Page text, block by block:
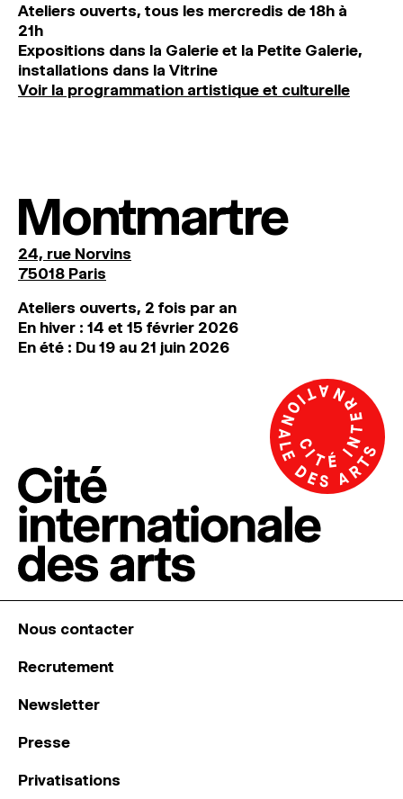
Ateliers ouverts, tous les mercredis de 18h à
21h
Expositions dans la Galerie et la Petite Galerie,
installations dans la Vitrine
Voir la programmation artistique et culturelle
Montmartre
24, rue Norvins
75018 Paris
Ateliers ouverts, 2 fois par an
En hiver : 14 et 15 février 2026
En été : Du 19 au 21 juin 2026
Nous contacter
Recrutement
Newsletter
Presse
Privatisations